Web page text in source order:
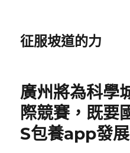
征服坡道的力
廣州將為科學
際競賽，既要
S包養app發